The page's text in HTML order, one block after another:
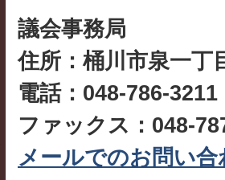
議会事務局
住所：桶川市泉一丁
電話：048-786-3211
ファックス：048-
メールでのお問い